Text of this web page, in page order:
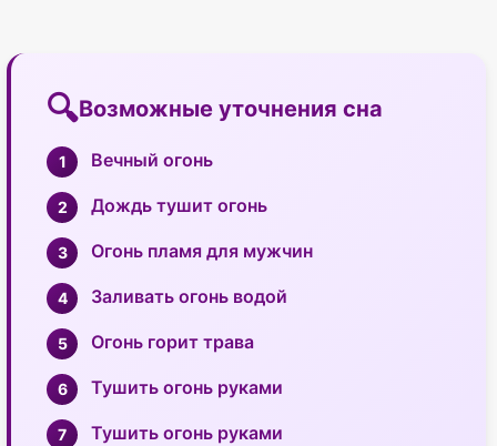
Возможные уточнения сна
Вечный огонь
Дождь тушит огонь
Огонь пламя для мужчин
Заливать огонь водой
Огонь горит трава
Тушить огонь руками
Тушить огонь руками